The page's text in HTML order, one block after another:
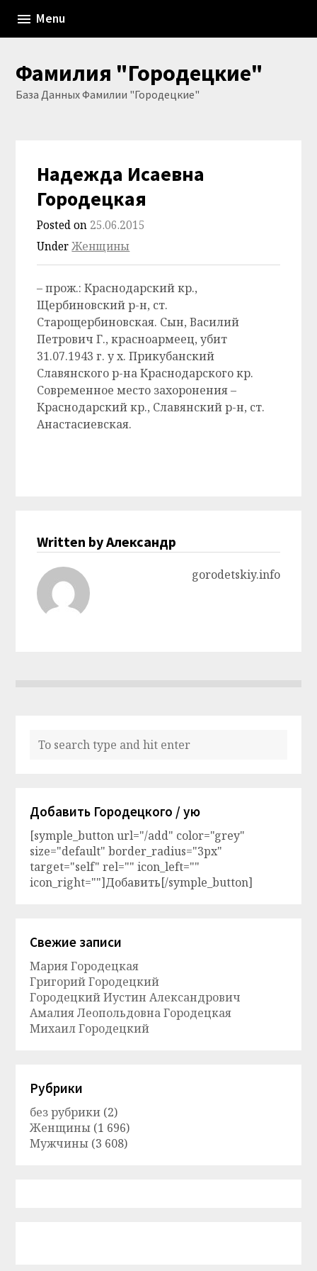
content
Menu
Фамилия "Городецкие"
База Данных Фамилии "Городецкие"
Надежда Исаевна
Городецкая
Posted on 25.06.2015
UnderЖенщины
– прож.: Краснодарский кр.,
Щербиновский р-н, ст.
Старощербиновская. Сын, Василий
Петрович Г., красноармеец, убит
31.07.1943 г. у х. Прикубанский
Славянского р-на Краснодарского кр.
Современное место захоронения –
Краснодарский кр., Славянский р-н, ст.
Анастасиевская.
Written by Александр
gorodetskiy.info
Добавить Городецкого / ую
[symple_button url="/add" color="grey"
size="default" border_radius="3px"
target="self" rel="" icon_left=""
icon_right=""]Добавить[/symple_button]
Свежие записи
Мария Городецкая
Григорий Городецкий
Городецкий Иустин Александрович
Амалия Леопольдовна Городецкая
Михаил Городецкий
Рубрики
без рубрики (2)
Женщины (1 696)
Мужчины (3 608)